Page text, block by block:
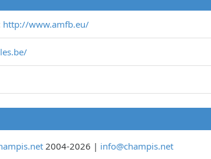
http://www.amfb.eu/
2004-2026 | info@champis.net